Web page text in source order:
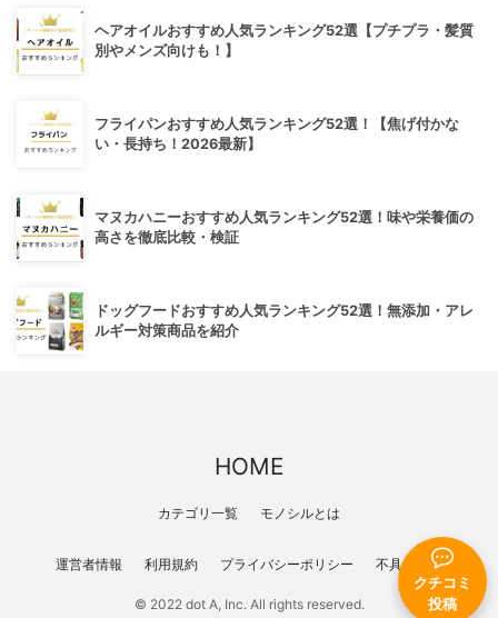
クチコミ
投稿
ヘアオイルおすすめ人気ランキング52選【プチプラ・髪質
別やメンズ向けも！】
フライパンおすすめ人気ランキング52選！【焦げ付かな
い・長持ち！2026最新】
マヌカハニーおすすめ人気ランキング52選！味や栄養価の
高さを徹底比較・検証
ドッグフードおすすめ人気ランキング52選！無添加・アレ
ルギー対策商品を紹介
HOME
カテゴリ一覧 モノシルとは
運営者情報 利用規約 プライバシーポリシー 不具合報告
© 2022 dot A, Inc. All rights reserved.